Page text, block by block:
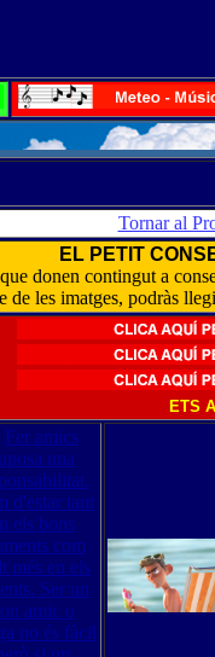
Tornar al
EL PETIT
donen contingut a
de les imatges, podràs
ETS